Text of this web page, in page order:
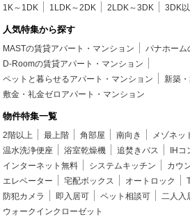
1K～1DK 1LDK～2DK 2LDK～3DK 3DK
人気特集から探す
MASTの賃貸アパート・マンション
パナホーム
D-Roomの賃貸アパート・マンション
ペットと暮らせるアパート・マンション
新築
敷金・礼金ゼロアパート・マンション
物件特集一覧
2階以上 最上階 角部屋 南向き メゾネッ
温水洗浄便座
浴室乾燥機 追焚きバス IHコ
インターネット無料
システムキッチン カウ
エレベーター
宅配ボックス オートロック
防犯カメラ
即入居可 ペット相談可
二人入
ウォークインクローゼット